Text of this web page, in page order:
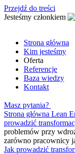
Przejdź do treści
Jesteśmy członkiem
Strona główna
Kim jesteśmy
Oferta
Referencje
Baza wiedzy
Kontakt
Masz pytania?
Strona główna Lean
prowadzić
problemów przy
zarówno pracownicy
Jak prowadzić